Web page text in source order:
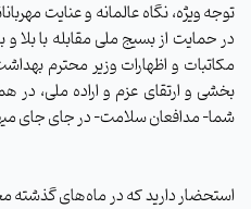
توجه ویژه، نگاه عالمانه و عنایت
در حمایت از بسیج ملی مقابله با بلا
مکاتبات و اظهارات وزیر محترم
بخشی و ارتقای عزم و اراده ملی، در
شما- مدافعان سلامت- در جای جای
استحضار دارید که در ماه‌های گذشته